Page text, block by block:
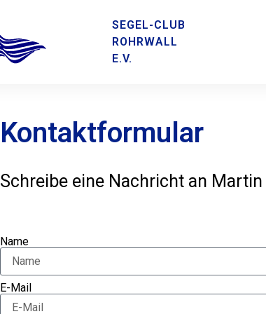
SEGEL-CLUB
ROHRWALL
E.V.
Kontaktformular
Schreibe eine Nachricht an
Name
E-Mail